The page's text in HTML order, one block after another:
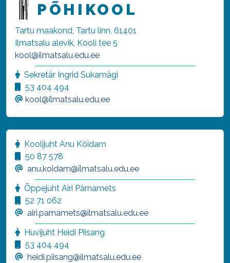
PÕHIKOOL
Tartu maakond, Tartu linn, 61401
Ilmatsalu alevik, Kooli tee 5
kool@ilmatsalu.edu.ee
Sekretär Ingrid Sukamägi
53 404 494
kool@ilmatsalu.edu.ee
Koolijuht Anu Köidam
50 87 578
anu.koidam@ilmatsalu.edu.ee
Õppejuht Airi Pärnamets
52 71 062
airi.parnamets@ilmatsalu.edu.ee
Huvijuht Heidi Piisang
53 404 494
heidi.piisang@ilmatsalu.edu.ee